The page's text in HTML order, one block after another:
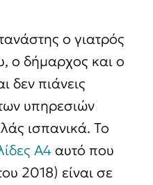
ο γιατρός
ο δήμαρχος και ο
δεν πιάνεις
υπηρεσιών
ισπανικά. Το
Α4αυτό που
2018) είναι σε